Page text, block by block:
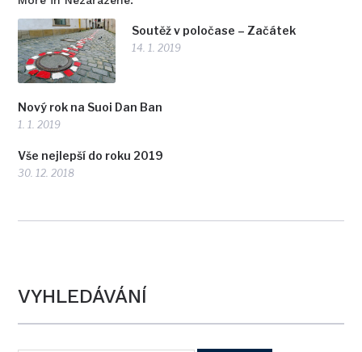
Soutěž v poločase – Začátek
14. 1. 2019
Nový rok na Suoi Dan Ban
1. 1. 2019
Vše nejlepší do roku 2019
30. 12. 2018
VYHLEDÁVÁNÍ